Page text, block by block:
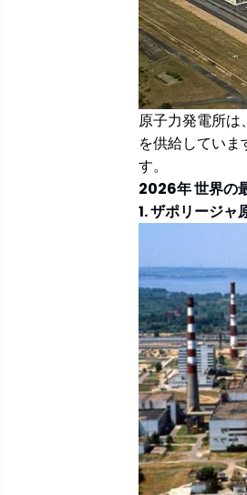
原子力発電所は
を供給してい
す。
2026年 世界の
1. ザポリージャ